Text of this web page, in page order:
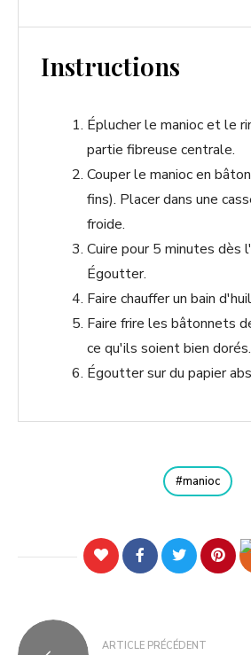
Instructions
Éplucher le manioc et le
partie fibreuse centrale.
Couper le manioc en
fins). Placer dans une
froide.
Cuire pour 5 minutes dès
Égoutter.
Faire chauffer un bain
Faire frire les bâtonnets
ce qu'ils soient bien dorés.
Égoutter sur du papier
manioc
ARTICLE PRÉCÉDENT